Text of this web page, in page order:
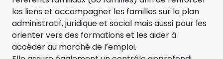
les liens et accompagner les familles sur la plan
administratif, juridique et social mais aussi pour les
orienter vers des formations et les aider à
accéder au marché de l’emploi.